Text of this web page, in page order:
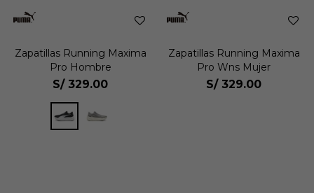
Zapatillas Running Maxima
Pro Hombre
S/ 329.00
Zapatillas Running Maxima
Pro Wns Mujer
S/ 329.00